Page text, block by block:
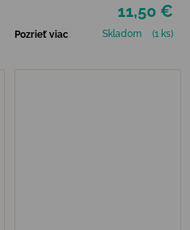
11,50 €
Pozrieť viac Skladom (1 ks)